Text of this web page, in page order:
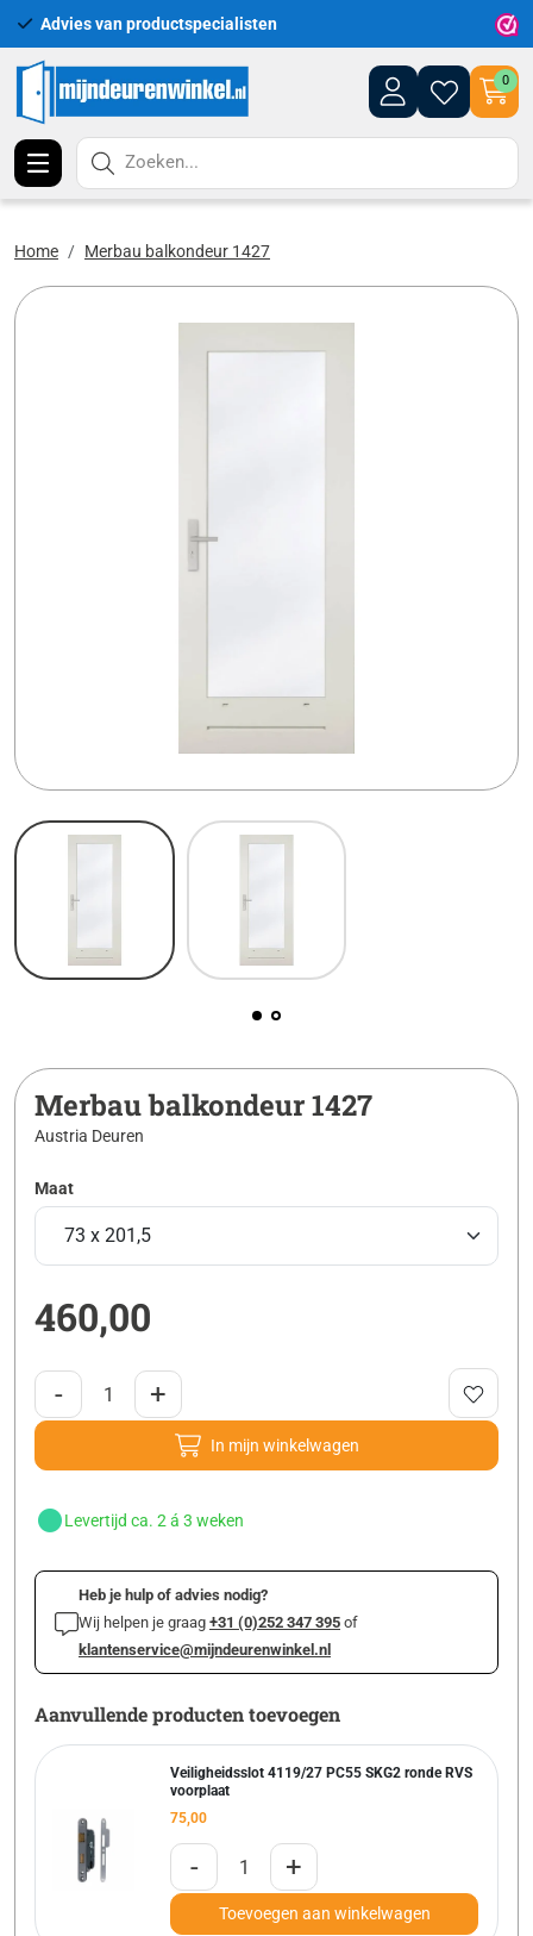
Advies van productspecialisten
0
Zoeken...
Home Merbau balkondeur 1427
Merbau balkondeur 1427
Austria Deuren
Maat
460,00
- +
In mijn winkelwagen
Levertijd ca. 2 á 3 weken
Heb je hulp of advies nodig?
Wij helpen je graag +31 (0)252 347 395 of
klantenservice@mijndeurenwinkel.nl
Aanvullende producten toevoegen
Veiligheidsslot 4119/27 PC55 SKG2 ronde RVS
voorplaat
75,00
- +
Toevoegen aan winkelwagen